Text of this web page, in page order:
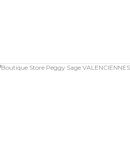
Boutique Store Peggy Sage VALENCIENNES